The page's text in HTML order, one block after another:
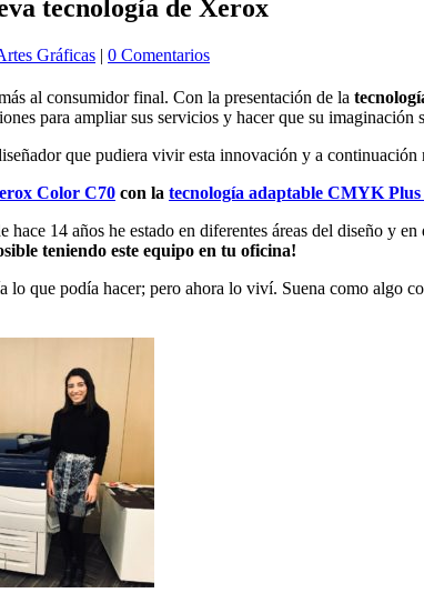
tecnología de Xerox
Gráficas | 0 Comentarios
al consumidor final. Con la presentación de la
para ampliar sus servicios y hacer que su imaginación
que pudiera vivir esta innovación y a
Color C70 con la tecnología adaptable CMYK
14 años he estado en diferentes áreas del diseño y
teniendo este equipo en tu oficina!
que podía hacer; pero ahora lo viví. Suena como algo